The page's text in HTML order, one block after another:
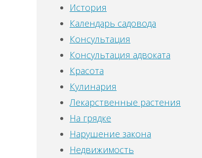
История
Календарь садовода
Консультация
Консультация адвоката
Красота
Кулинария
Лекарственные растения
На грядке
Нарушение закона
Недвижимость